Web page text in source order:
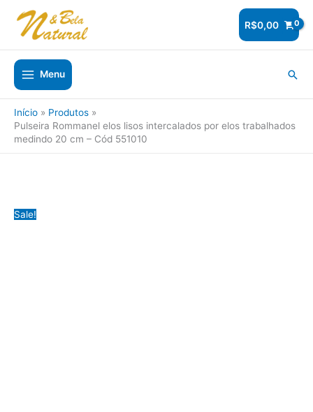
para
conteúdo
R$0,00
Menu
Início
Produtos
Pulseira Rommanel elos lisos intercalados por elos trabalhados
medindo 20 cm – Cód 551010
Sale!